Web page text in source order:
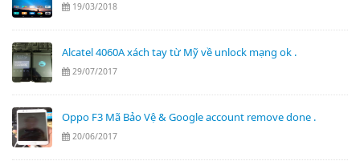
19/03/2018
Alcatel 4060A xách tay từ Mỹ về unlock mạng ok .
29/07/2017
Oppo F3 Mã Bảo Vệ & Google account remove done .
20/06/2017